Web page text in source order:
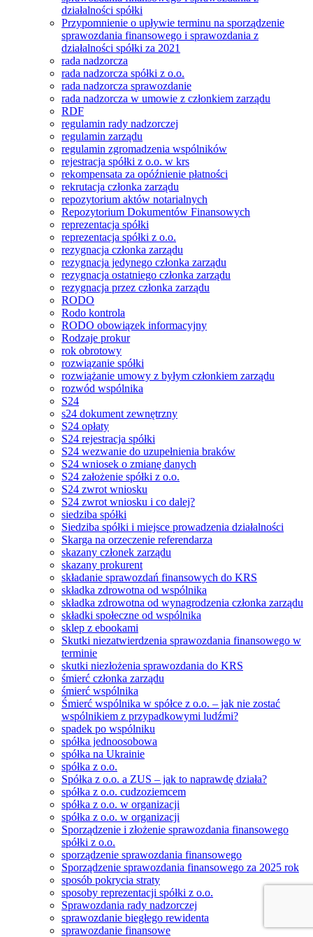
działalności spółki
Przypomnienie o upływie terminu na sporządzenie
sprawozdania finansowego i sprawozdania z
działalności spółki za 2021
rada nadzorcza
rada nadzorcza spółki z o.o.
rada nadzorcza sprawozdanie
rada nadzorcza w umowie z członkiem zarządu
RDF
regulamin rady nadzorczej
regulamin zarządu
regulamin zgromadzenia wspólników
rejestracja spółki z o.o. w krs
rekompensata za opóźnienie płatności
rekrutacja członka zarządu
repozytorium aktów notarialnych
Repozytorium Dokumentów Finansowych
reprezentacja spółki
reprezentacja spółki z o.o.
rezygnacja członka zarządu
rezygnacja jedynego członka zarządu
rezygnacja ostatniego członka zarządu
rezygnacja przez członka zarządu
RODO
Rodo kontrola
RODO obowiązek informacyjny
Rodzaje prokur
rok obrotowy
rozwiązanie spółki
rozwiążanie umowy z byłym członkiem zarządu
rozwód wspólnika
S24
s24 dokument zewnętrzny
S24 opłaty
S24 rejestracja spółki
S24 wezwanie do uzupełnienia braków
S24 wniosek o zmianę danych
S24 założenie spółki z o.o.
S24 zwrot wniosku
S24 zwrot wniosku i co dalej?
siedziba spółki
Siedziba spółki i miejsce prowadzenia działalności
Skarga na orzeczenie referendarza
skazany członek zarządu
skazany prokurent
składanie sprawozdań finansowych do KRS
składka zdrowotna od wspólnika
składka zdrowotna od wynagrodzenia członka zarządu
składki społeczne od wspólnika
sklep z ebookami
Skutki niezatwierdzenia sprawozdania finansowego w
terminie
skutki niezłożenia sprawozdania do KRS
śmierć członka zarządu
śmierć wspólnika
Śmierć wspólnika w spółce z o.o. – jak nie zostać
wspólnikiem z przypadkowymi ludźmi?
spadek po wspólniku
spółka jednoosobowa
spółka na Ukrainie
spółka z o.o.
Spółka z o.o. a ZUS – jak to naprawdę działa?
spółka z o.o. cudzoziemcem
spółka z o.o. w organizacji
spółka z o.o. w organizacji
Sporządzenie i złożenie sprawozdania finansowego
spółki z o.o.
sporządzenie sprawozdania finansowego
Sporządzenie sprawozdania finansowego za 2025 rok
sposób pokrycia straty
sposoby reprezentacji spółki z o.o.
Sprawozdania rady nadzorczej
sprawozdanie biegłego rewidenta
sprawozdanie finansowe